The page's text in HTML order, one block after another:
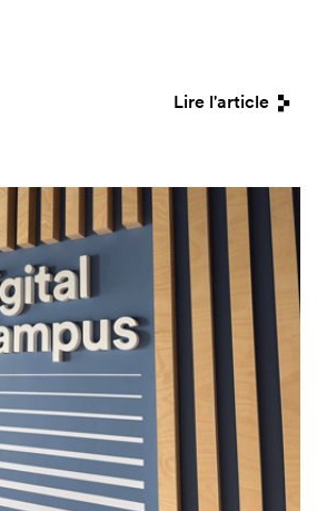
Lire l'article